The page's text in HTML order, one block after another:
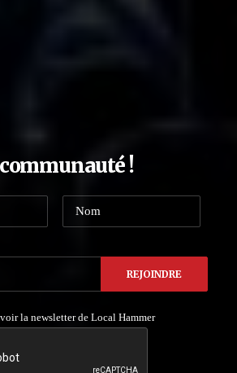
!
la newsletter de Local Hammer